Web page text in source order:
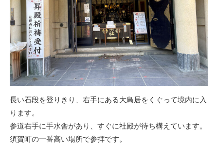
長い石段を登りきり、右手にある大鳥居をくぐって境内に入
ります。
参道右手に手水舎があり、すぐに社殿が待ち構えています。
須賀町の一番高い場所で参拝です。